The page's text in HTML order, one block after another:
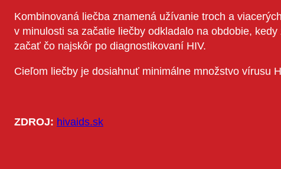
Kombinovaná liečba znamená užívanie troch a
v minulosti sa začatie liečby odkladalo na obdobie,
začať čo najskôr po diagnostikovaní HIV.
Cieľom liečby je dosiahnuť minimálne množstvo vírusu
ZDROJ: hivaids.sk